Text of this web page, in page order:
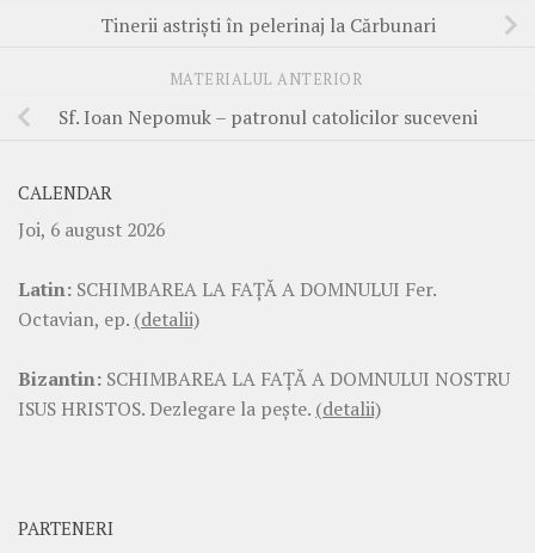
Tinerii astrişti în pelerinaj la Cărbunari
MATERIALUL ANTERIOR
Sf. Ioan Nepomuk – patronul catolicilor suceveni
CALENDAR
Joi, 6 august 2026
Latin: SCHIMBAREA LA FAŢĂ A DOMNULUI Fer.
Octavian, ep. (detalii)
Bizantin: SCHIMBAREA LA FAŢĂ A DOMNULUI NOSTRU
ISUS HRISTOS. Dezlegare la pește. (detalii)
PARTENERI